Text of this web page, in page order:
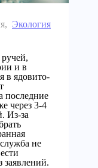
Экология
и в
в ядовито-
последние
через 3-4
Из-за
не
заявлений.